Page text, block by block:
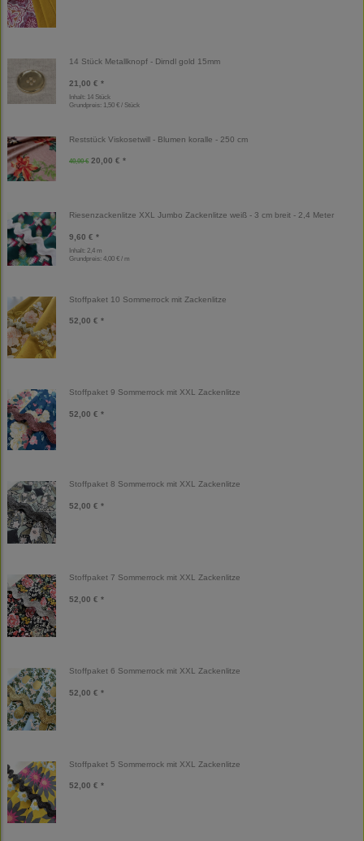
14 Stück Metallknopf - Dirndl gold 15mm
21,00 € *
Inhalt: 14 Stück
Grundpreis: 1,50 € / Stück
Reststück Viskosetwill - Blumen koralle - 250 cm
40,00 € 20,00 € *
Riesenzackenlitze XXL Jumbo Zackenlitze weiß - 3 cm breit - 2,4 Meter
9,60 € *
Inhalt: 2,4 m
Grundpreis: 4,00 € / m
Stoffpaket 10 Sommerrock mit Zackenlitze
52,00 € *
Stoffpaket 9 Sommerrock mit XXL Zackenlitze
52,00 € *
Stoffpaket 8 Sommerrock mit XXL Zackenlitze
52,00 € *
Stoffpaket 7 Sommerrock mit XXL Zackenlitze
52,00 € *
Stoffpaket 6 Sommerrock mit XXL Zackenlitze
52,00 € *
Stoffpaket 5 Sommerrock mit XXL Zackenlitze
52,00 € *